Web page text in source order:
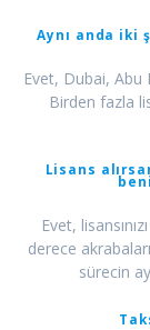
Aynı anda iki
Evet, Dubai, Abu
Birden fazla
Lisans
Evet,
derece
sürecin